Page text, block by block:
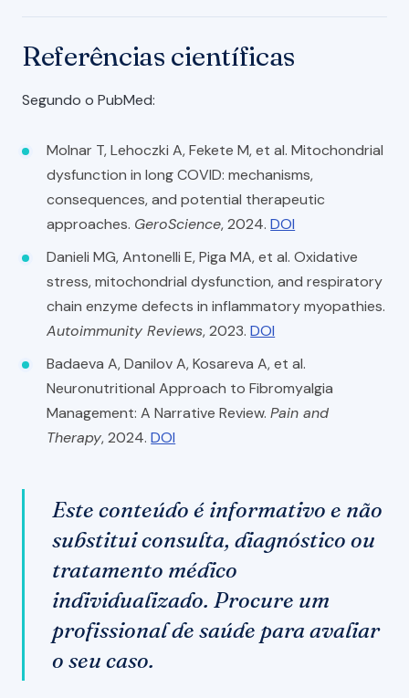
Referências científicas
Segundo o PubMed:
Molnar T, Lehoczki A, Fekete M, et al. Mitochondrial
dysfunction in long COVID: mechanisms,
consequences, and potential therapeutic
approaches. GeroScience, 2024.DOI
Danieli MG, Antonelli E, Piga MA, et al. Oxidative
stress, mitochondrial dysfunction, and respiratory
chain enzyme defects in inflammatory myopathies.
Autoimmunity Reviews, 2023.DOI
Badaeva A, Danilov A, Kosareva A, et al.
Neuronutritional Approach to Fibromyalgia
Management: A Narrative Review.Pain and
Therapy, 2024.DOI
Este conteúdo é informativo e não
substitui consulta, diagnóstico ou
tratamento médico
individualizado. Procure um
profissional de saúde para avaliar
o seu caso.